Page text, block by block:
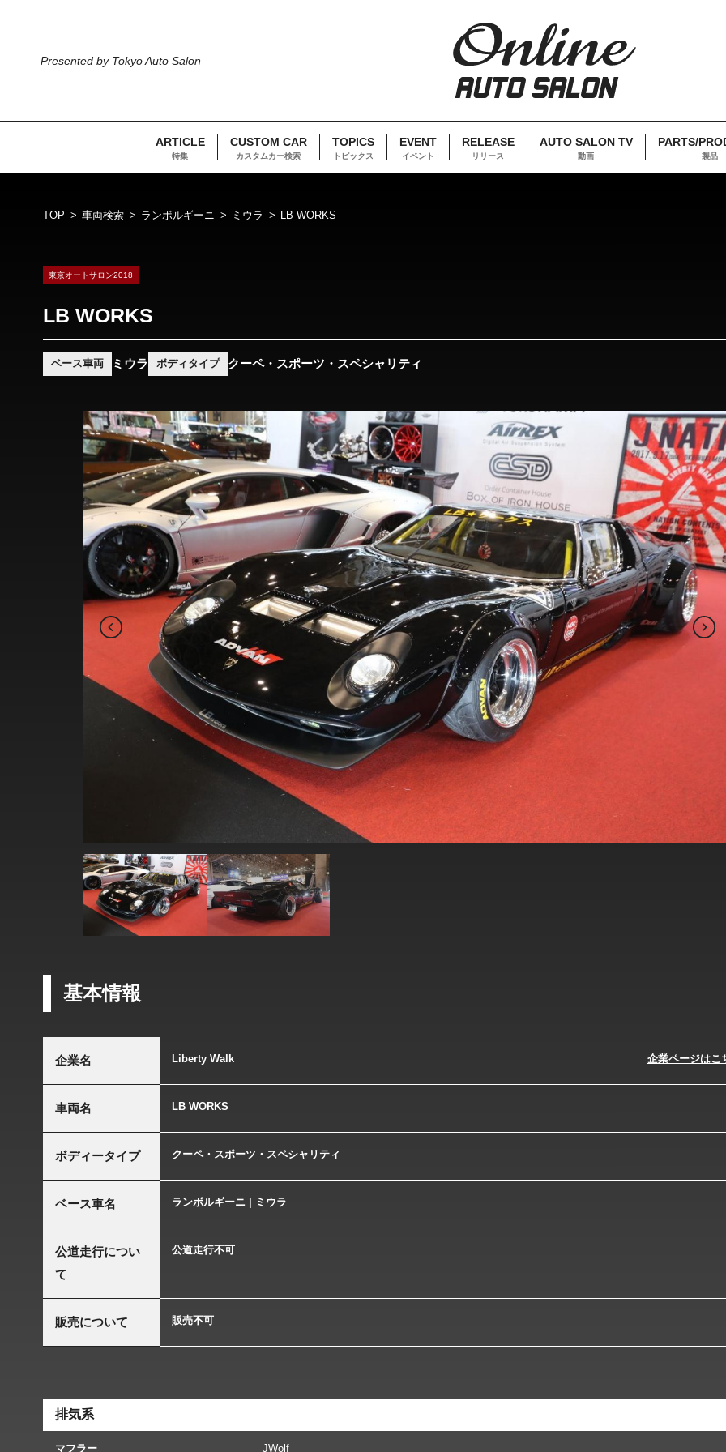
Presented by Tokyo Auto Salon
ARTICLE
特集
CUSTOM CAR
カスタムカー検索
TOPICS
トピックス
EVENT
イベント
RELEASE
リリース
AUTO SALON TV
動画
PARTS/
製品
TOP 車両検索 ランボルギーニ ミウラ LB WORKS
東京オートサロン2018
LB WORKS
ベース車両 ミウラ ボディタイプ クーペ・スポーツ・スペシャリティ
基本情報
企業名 Liberty Walk 企業ページはこ
車両名 LB WORKS
ボディータイプ クーペ・スポーツ・スペシャリティ
ベース車名 ランボルギーニ | ミウラ
公道走行につい
て
公道走行不可
販売について 販売不可
排気系
マフラー JWolf